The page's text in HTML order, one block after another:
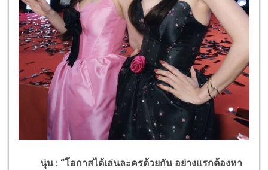
นุ่น : “โอกาสได้เล่นละครด้วยกัน อย่างแรกต้องหา